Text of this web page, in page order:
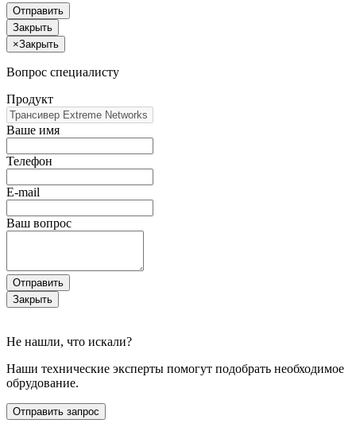
Отправить
Закрыть
×Закрыть
Вопрос специалисту
Продукт
Ваше имя
Телефон
E-mail
Ваш вопрос
Отправить
Закрыть
Не нашли, что искали?
Наши технические эксперты помогут подобрать необходимое
обрудование.
Отправить запрос